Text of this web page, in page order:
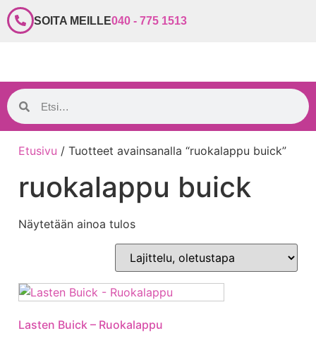
SOITA MEILLE040 - 775 1513
Etusivu / Tuotteet avainsanalla “ruokalappu buick”
ruokalappu buick
Näytetään ainoa tulos
Lasten Buick – Ruokalappu